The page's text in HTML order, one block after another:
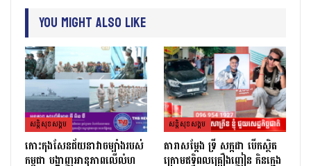
You Might Also Like
សន្តិសុខសង្គម
កោះកុងសែនជ័យនាវាចម្បាំងរបស់
កម្ពុជា បង្ហាញអានុភាពលើលំហ
សន្តិសុខសង្គម
តារាសម្ដែង ទ្រី សក្កដា បើកស្ថិត
ក្រោមឥទ្ធិពលគ្រឿងញៀន កិនក្មេង